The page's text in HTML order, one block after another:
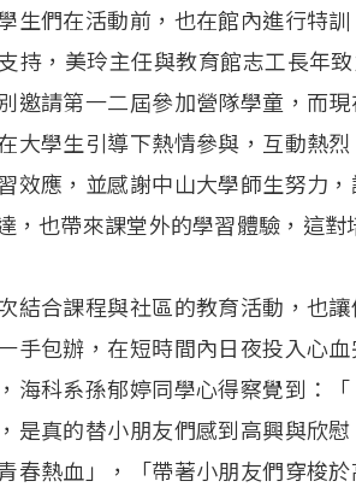
生們在活動前，也在館內進行特
持，美玲主任與教育館志工長年
邀請第一二屆參加營隊學童，而
大學生引導下熱情參與，互動熱
效應，並感謝中山大學師生努力
，也帶來課堂外的學習體驗，這
結合課程與社區的教育活動，也
手包辦，在短時間內日夜投入心
海科系孫郁婷同學心得察覺到：
是真的替小朋友們感到高興與欣
春熱血」，「帶著小朋友們穿梭